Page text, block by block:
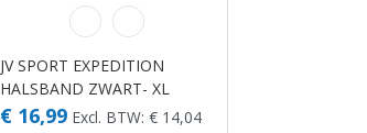
JV SPORT EXPEDITION
HALSBAND ZWART- XL
€ 16,99 Excl. BTW: € 14,04